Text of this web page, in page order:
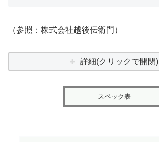
（参照：株式会社越後伝衛門）
詳細(クリックで開閉)
スペック表